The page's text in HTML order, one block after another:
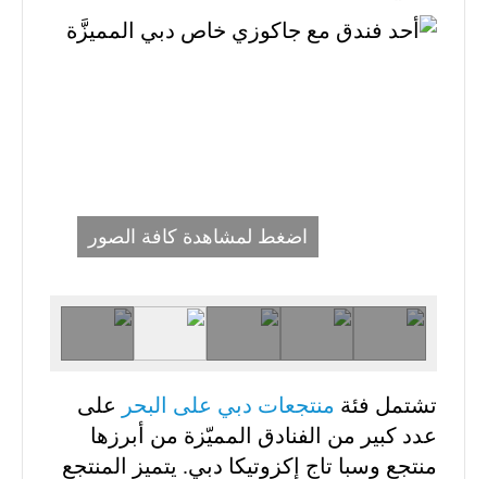
اضغط لمشاهدة كافة الصور
تشتمل فئة منتجعات دبي على البحر على
عدد كبير من الفنادق المميّزة من أبرزها
منتجع وسبا تاج إكزوتيكا دبي. يتميز المنتجع